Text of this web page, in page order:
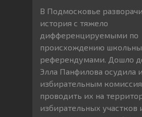
В Подмосковье
история с тяжело
дифференцируемыми по
происхождению
референдумами. Дошло
Элла Панфилова осудила
избирательным
проводить их на
избирательных участков